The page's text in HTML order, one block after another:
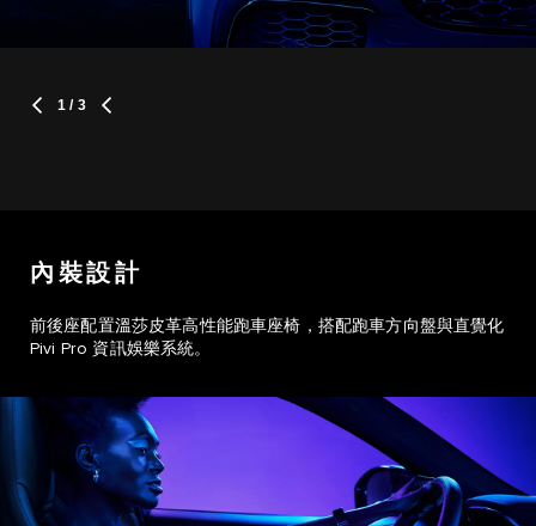
1 / 3
內裝設計
前後座配置溫莎皮革高性能跑車座椅，搭配跑車方向盤與直覺化
Pivi Pro 資訊娛樂系統。